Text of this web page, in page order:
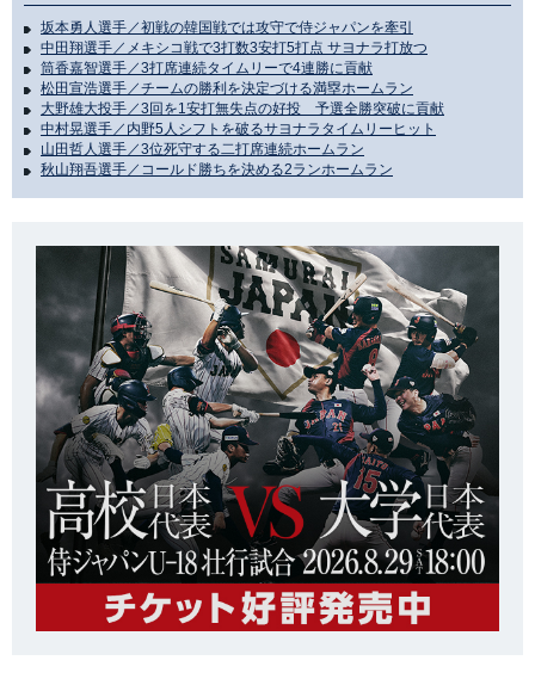
坂本勇人選手／初戦の韓国戦では攻守で侍ジャパンを牽引
中田翔選手／メキシコ戦で3打数3安打5打点 サヨナラ打放つ
筒香嘉智選手／3打席連続タイムリーで4連勝に貢献
松田宣浩選手／チームの勝利を決定づける満塁ホームラン
大野雄大投手／3回を1安打無失点の好投 予選全勝突破に貢献
中村晃選手／内野5人シフトを破るサヨナラタイムリーヒット
山田哲人選手／3位死守する二打席連続ホームラン
秋山翔吾選手／コールド勝ちを決める2ランホームラン